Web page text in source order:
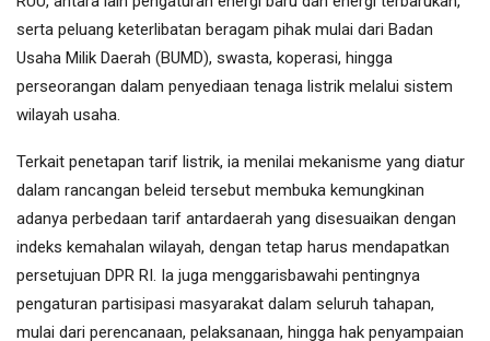
serta peluang keterlibatan beragam pihak mulai dari Badan
Usaha Milik Daerah (BUMD), swasta, koperasi, hingga
perseorangan dalam penyediaan tenaga listrik melalui sistem
wilayah usaha.
Terkait penetapan tarif listrik, ia menilai mekanisme yang diatur
dalam rancangan beleid tersebut membuka kemungkinan
adanya perbedaan tarif antardaerah yang disesuaikan dengan
indeks kemahalan wilayah, dengan tetap harus mendapatkan
persetujuan DPR RI. Ia juga menggarisbawahi pentingnya
pengaturan partisipasi masyarakat dalam seluruh tahapan,
mulai dari perencanaan, pelaksanaan, hingga hak penyampaian